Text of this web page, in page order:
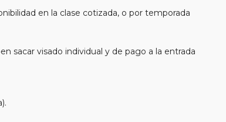
en la clase cotizada, o por temporada
sacar visado individual y de pago a la entrada